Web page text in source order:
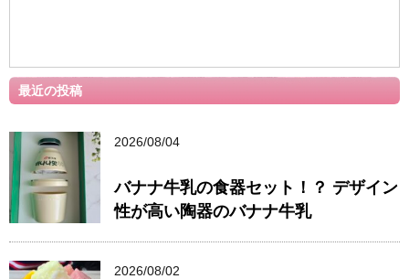
最近の投稿
2026/08/04
バナナ牛乳の食器セット！？ デザイン
性が高い陶器のバナナ牛乳
2026/08/02